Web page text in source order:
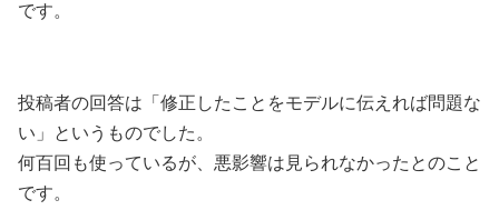
です。
投稿者の回答は「修正したことをモデルに伝えれば問題な
い」というものでした。
何百回も使っているが、悪影響は見られなかったとのこと
です。